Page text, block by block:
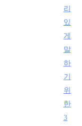
리
있
게
말
하
기
위
한
3